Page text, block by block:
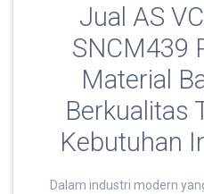
Jual AS
SNCM439
Material
Berkualitas
Kebutuhan
Dalam industri modern